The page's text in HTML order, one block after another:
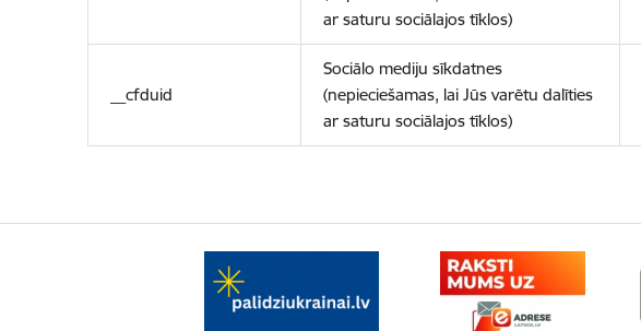
ar saturu sociālajos tīklos)
__cfduid
Sociālo mediju sīkdatnes
(nepieciešamas, lai Jūs varētu dalīties
ar saturu sociālajos tīklos)